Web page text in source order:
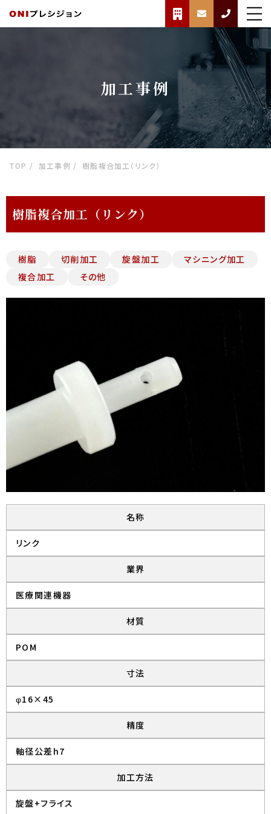
加工事例
TOP 加工事例 樹脂複合加工（リンク）
樹脂複合加工（リンク）
樹脂 切削加工 旋盤加工
マシニング加工
複合加工
その他
名称
リンク
業界
医療関連機器
材質
POM
寸法
φ16×45
精度
軸径公差h7
加工方法
旋盤+フライス